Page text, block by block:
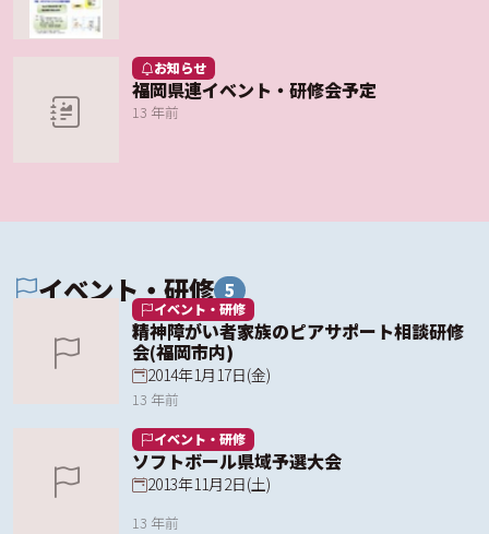
お知らせ
福岡県連イベント・研修会予定
13 年前
イベント・研修 5
イベント・研修
精神障がい者家族のピアサポート相談研修
会(福岡市内)
2014年1月17日(金)
13 年前
イベント・研修
ソフトボール県域予選大会
2013年11月2日(土)
13 年前